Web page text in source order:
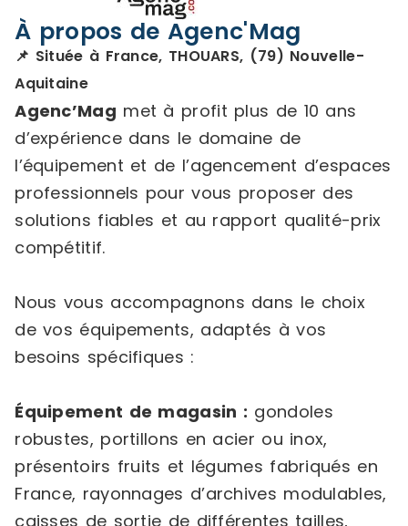
À propos de Agenc'Mag
📌 Située à France, THOUARS, (79) Nouvelle-
Aquitaine
Agenc’Mag met à profit plus de 10 ans
d’expérience dans le domaine de
l’équipement et de l’agencement d’espaces
professionnels pour vous proposer des
solutions fiables et au rapport qualité-prix
compétitif.
Nous vous accompagnons dans le choix
de vos équipements, adaptés à vos
besoins spécifiques :
Équipement de magasin : gondoles
robustes, portillons en acier ou inox,
présentoirs fruits et légumes fabriqués en
France, rayonnages d’archives modulables,
caisses de sortie de différentes tailles,